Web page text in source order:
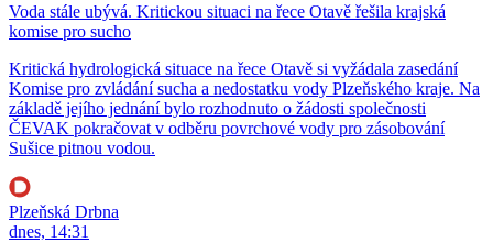
Voda stále ubývá. Kritickou situaci na řece Otavě řešila krajská
komise pro sucho
Kritická hydrologická situace na řece Otavě si vyžádala zasedání
Komise pro zvládání sucha a nedostatku vody Plzeňského kraje. Na
základě jejího jednání bylo rozhodnuto o žádosti společnosti
ČEVAK pokračovat v odběru povrchové vody pro zásobování
Sušice pitnou vodou.
Plzeňská Drbna
dnes, 14:31